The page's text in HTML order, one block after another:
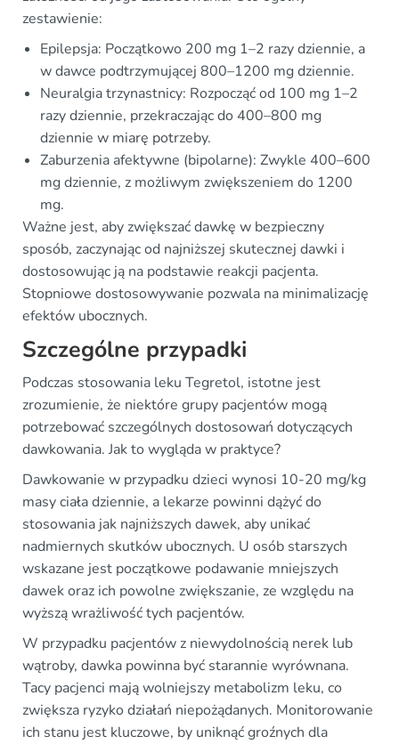
zestawienie:
Epilepsja: Początkowo 200 mg 1–2 razy dziennie, a
w dawce podtrzymującej 800–1200 mg dziennie.
Neuralgia trzynastnicy: Rozpocząć od 100 mg 1–2
razy dziennie, przekraczając do 400–800 mg
dziennie w miarę potrzeby.
Zaburzenia afektywne (bipolarne): Zwykle 400–600
mg dziennie, z możliwym zwiększeniem do 1200
mg.
Ważne jest, aby zwiększać dawkę w bezpieczny
sposób, zaczynając od najniższej skutecznej dawki i
dostosowując ją na podstawie reakcji pacjenta.
Stopniowe dostosowywanie pozwala na minimalizację
efektów ubocznych.
Szczególne przypadki
Podczas stosowania leku Tegretol, istotne jest
zrozumienie, że niektóre grupy pacjentów mogą
potrzebować szczególnych dostosowań dotyczących
dawkowania. Jak to wygląda w praktyce?
Dawkowanie w przypadku dzieci wynosi 10-20 mg/kg
masy ciała dziennie, a lekarze powinni dążyć do
stosowania jak najniższych dawek, aby unikać
nadmiernych skutków ubocznych. U osób starszych
wskazane jest początkowe podawanie mniejszych
dawek oraz ich powolne zwiększanie, ze względu na
wyższą wrażliwość tych pacjentów.
W przypadku pacjentów z niewydolnością nerek lub
wątroby, dawka powinna być starannie wyrównana.
Tacy pacjenci mają wolniejszy metabolizm leku, co
zwiększa ryzyko działań niepożądanych. Monitorowanie
ich stanu jest kluczowe, by uniknąć groźnych dla